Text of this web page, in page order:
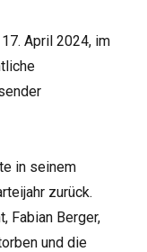
April 2024, im
in seinem
zurück.
Fabian Berger,
und die